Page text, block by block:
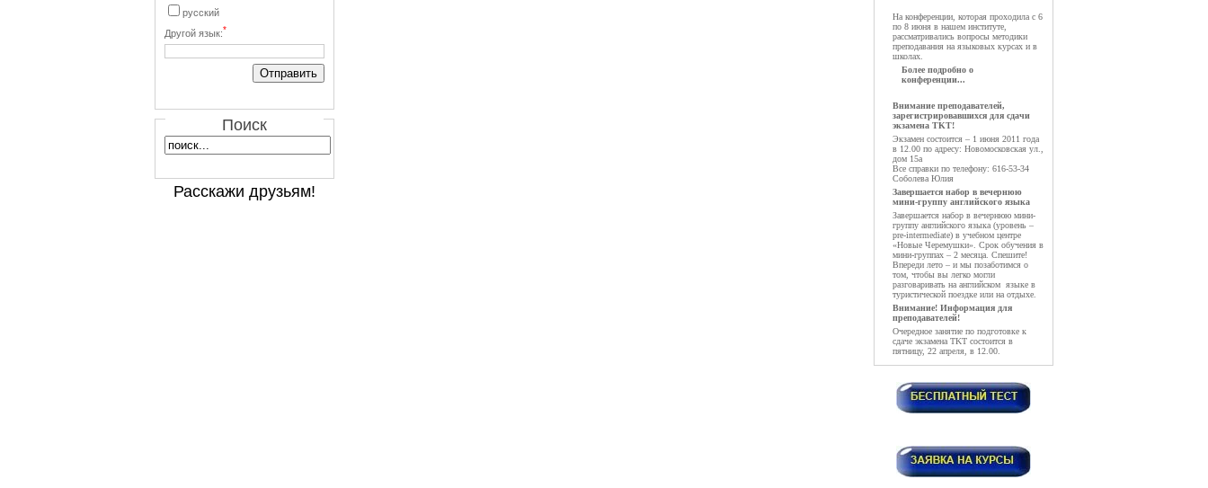
русский
Другой язык:*
Поиск
Расскажи друзьям!
На конференции, которая проходила с 6
по 8 июня в нашем институте,
рассматривались вопросы методики
преподавания на языковых курсах и в
школах.
Более подробно о
конференции...
Внимание преподавателей,
зарегистрировавшихся для сдачи
экзамена TKT!
Экзамен состоится – 1 июня 2011 года
в 12.00 по адресу: Новомосковская ул.,
дом 15а
Все справки по телефону: 616-53-34
Соболева Юлия
Завершается набор в вечернюю
мини-группу английского языка
Завершается набор в вечернюю мини-
группу английского языка (уровень –
pre-intermediate) в учебном центре
«Новые Черемушки». Срок обучения в
мини-группах – 2 месяца. Спешите!
Впереди лето – и мы позаботимся о
том, чтобы вы легко могли
разговаривать на английском языке в
туристической поездке или на отдыхе.
Внимание! Информация для
преподавателей!
Очередное занятие по подготовке к
сдаче экзамена TKT состоится в
пятницу, 22 апреля, в 12.00.